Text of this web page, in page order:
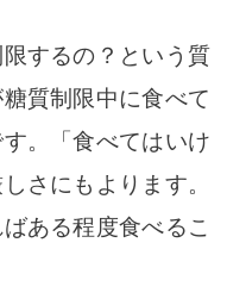
するの？という質
糖質制限中に食べて
。「食べてはいけ
さにもよります。
ある程度食べるこ